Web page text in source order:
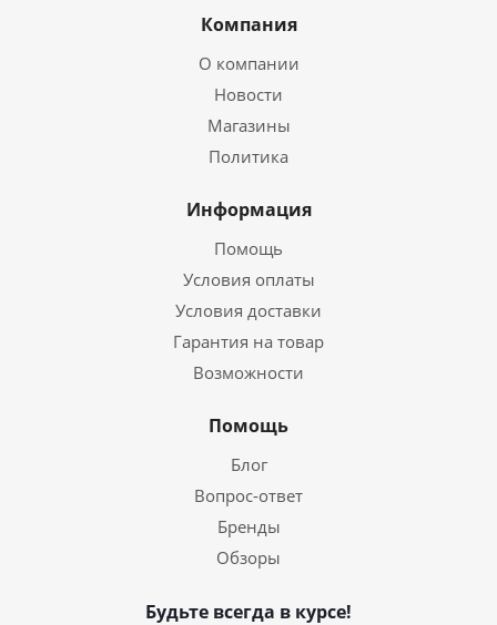
Компания
О компании
Новости
Магазины
Политика
Информация
Помощь
Условия оплаты
Условия доставки
Гарантия на товар
Возможности
Помощь
Блог
Вопрос-ответ
Бренды
Обзоры
Будьте всегда в курсе!